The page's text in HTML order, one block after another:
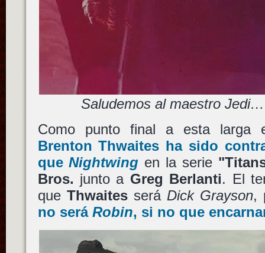
Saludemos al maestro
Como punto final a esta larga
Brenton Thwaites ha sido
queNightwing en la serie
Bros. junto a Greg Berlanti. El
que Thwaitesserá Dick Grayson,
no será Robin, si no que